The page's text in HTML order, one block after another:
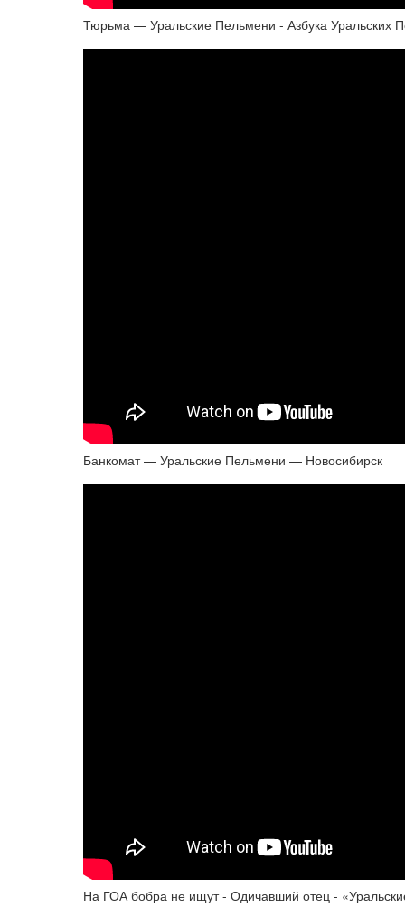
Тюрьма — Уральские Пельмени - Азбука Уральских
Банкомат — Уральские Пельмени — Новосибирск
На ГОА бобра не ищут - Одичавший отец -